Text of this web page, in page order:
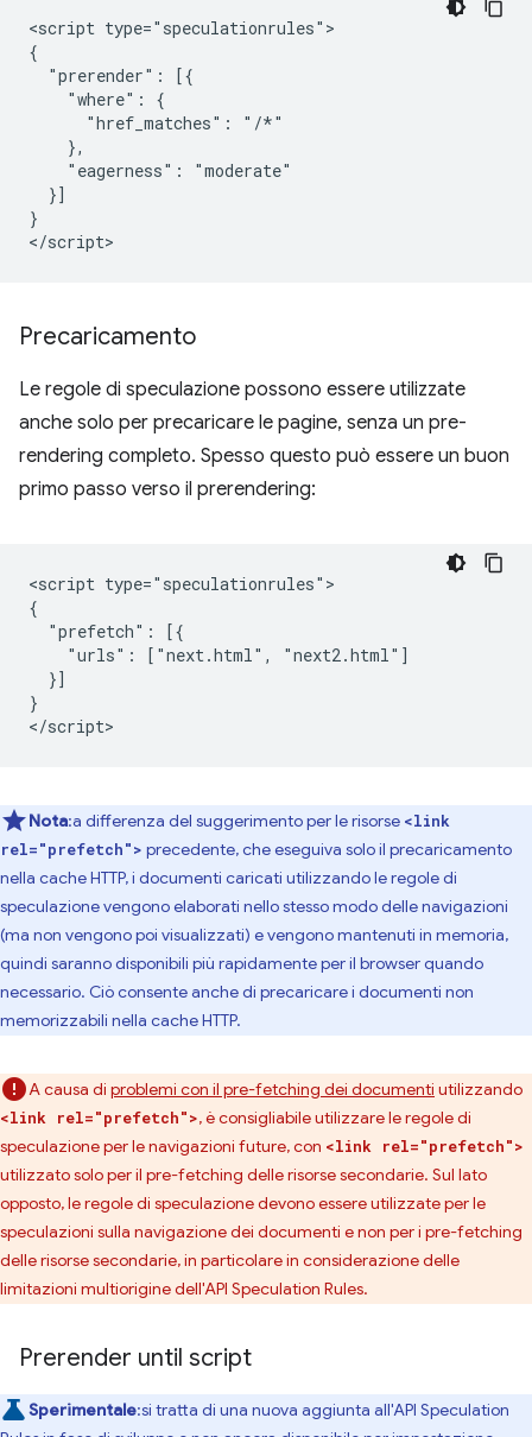
<script type="speculationrules">
{
  "prerender": [{
    "where": {
      "href_matches": "/*"
    },
    "eagerness": "moderate"
  }]
}
Precaricamento
Le regole di speculazione possono essere utilizzate
anche solo per precaricare le pagine, senza un pre-
rendering completo. Spesso questo può essere un buon
primo passo verso il prerendering:
<script type="speculationrules">
{
  "prefetch": [{
    "urls": ["next.html", "next2.html"]
  }]
}
Nota:a differenza del suggerimento per le risorse <link
rel="prefetch"> precedente, che eseguiva solo il precaricamento
nella cache HTTP, i documenti caricati utilizzando le regole di
speculazione vengono elaborati nello stesso modo delle navigazioni
(ma non vengono poi visualizzati) e vengono mantenuti in memoria,
quindi saranno disponibili più rapidamente per il browser quando
necessario. Ciò consente anche di precaricare i documenti non
memorizzabili nella cache HTTP.
A causa di problemi con il pre-fetching dei documenti utilizzando
<link rel="prefetch">, è consigliabile utilizzare le regole di
speculazione per le navigazioni future, con <link rel="prefetch">
utilizzato solo per il pre-fetching delle risorse secondarie. Sul lato
opposto, le regole di speculazione devono essere utilizzate per le
speculazioni sulla navigazione dei documenti e non per i pre-fetching
delle risorse secondarie, in particolare in considerazione delle
limitazioni multiorigine dell'API Speculation Rules.
Prerender until script
Sperimentale:si tratta di una nuova aggiunta all'API Speculation